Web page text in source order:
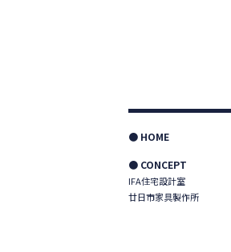
● HOME
● CONCEPT
IFA住宅設計室
廿日市家具製作所